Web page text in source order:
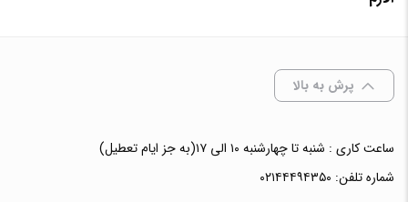
پرش به بالا
ساعت کاری : شنبه تا چهارشنبه ۱۰ الی ۱۷(به جز ایام تعطیل)
شماره تلفن: ۰۲۱۴۴۴۹۴۳۵۰